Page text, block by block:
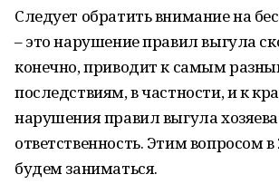
Следует обратить внимание на
– это нарушение правил выгула
конечно, приводит к самым
последствиям, в частности, и к
нарушения правил выгула
ответственность. Этим во­просом
будем заниматься.